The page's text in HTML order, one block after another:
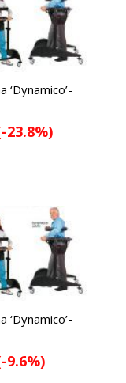
23.8%)
9.6%)